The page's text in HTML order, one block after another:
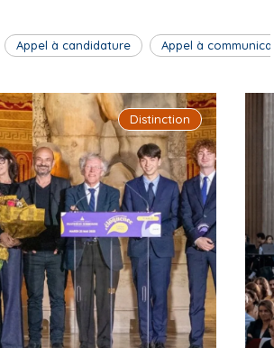
Appel à candidature Appel à
Distinction